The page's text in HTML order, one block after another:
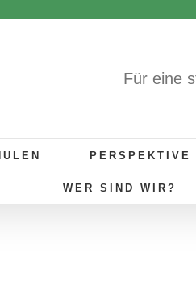
Für eine
PERSPEKTIVE
WER SIND WIR?